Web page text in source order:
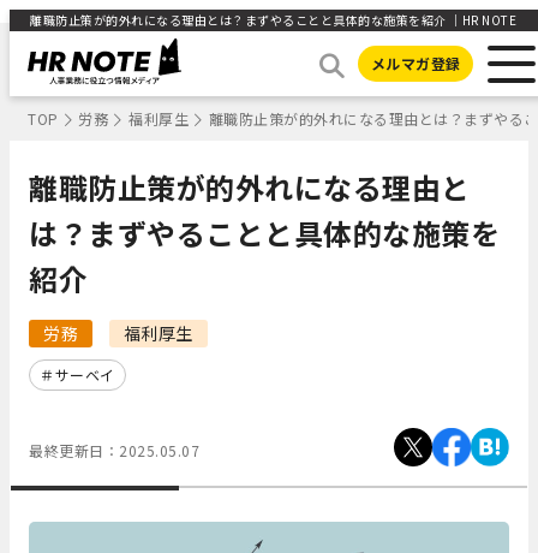
離職防止策が的外れになる理由とは？まずやることと具体的な施策を紹介 ｜HR NOTE
メルマガ登録
TOP 労務 福利厚生 離職防止策が的外れになる理由とは？まずやる
離職防止策が的外れになる理由と
は？まずやることと具体的な施策を
紹介
労務 福利厚生
サーベイ
最終更新日： 2025.05.07